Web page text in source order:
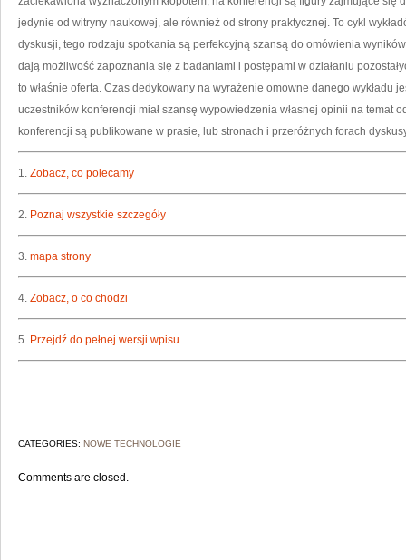
jedynie od witryny naukowej, ale również od strony praktycznej. To cykl
dyskusji, tego rodzaju spotkania są perfekcyjną szansą do omówienia
dają możliwość zapoznania się z badaniami i postępami w działaniu
to właśnie oferta. Czas dedykowany na wyrażenie omowne danego wykładu
uczestników konferencji miał szansę wypowiedzenia własnej opinii na temat
konferencji są publikowane w prasie, lub stronach i przeróżnych forach
1. Zobacz, co polecamy
2. Poznaj wszystkie szczegóły
3. mapa strony
4. Zobacz, o co chodzi
5. Przejdź do pełnej wersji wpisu
CATEGORIES: NOWE TECHNOLOGIE
Comments are closed.